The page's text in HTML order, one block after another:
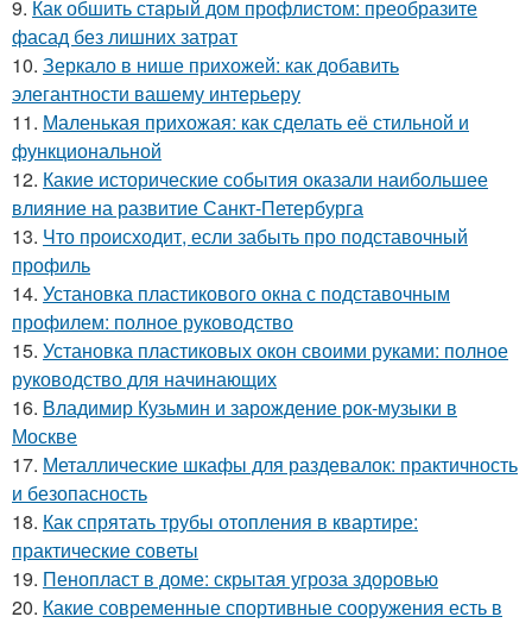
9. Как обшить старый дом профлистом: преобразите
фасад без лишних затрат
10. Зеркало в нише прихожей: как добавить
элегантности вашему интерьеру
11. Маленькая прихожая: как сделать её стильной и
функциональной
12. Какие исторические события оказали наибольшее
влияние на развитие Санкт-Петербурга
13. Что происходит, если забыть про подставочный
профиль
14. Установка пластикового окна с подставочным
профилем: полное руководство
15. Установка пластиковых окон своими руками: полное
руководство для начинающих
16. Владимир Кузьмин и зарождение рок-музыки в
Москве
17. Металлические шкафы для раздевалок: практичность
и безопасность
18. Как спрятать трубы отопления в квартире:
практические советы
19. Пенопласт в доме: скрытая угроза здоровью
20. Какие современные спортивные сооружения есть в